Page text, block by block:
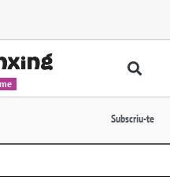
Subscriu-te